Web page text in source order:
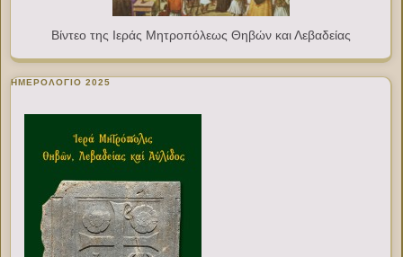
Βίντεο της Ιεράς Μητροπόλεως Θηβών και Λεβαδείας
ΗΜΕΡΟΛΟΓΙΟ 2025